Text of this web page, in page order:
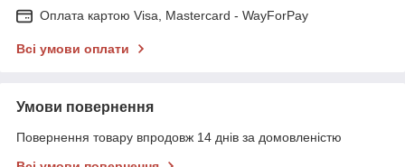
Оплата картою Visa, Mastercard - WayForPay
Всі умови оплати
Умови повернення
Повернення товару впродовж 14 днів за домовленістю